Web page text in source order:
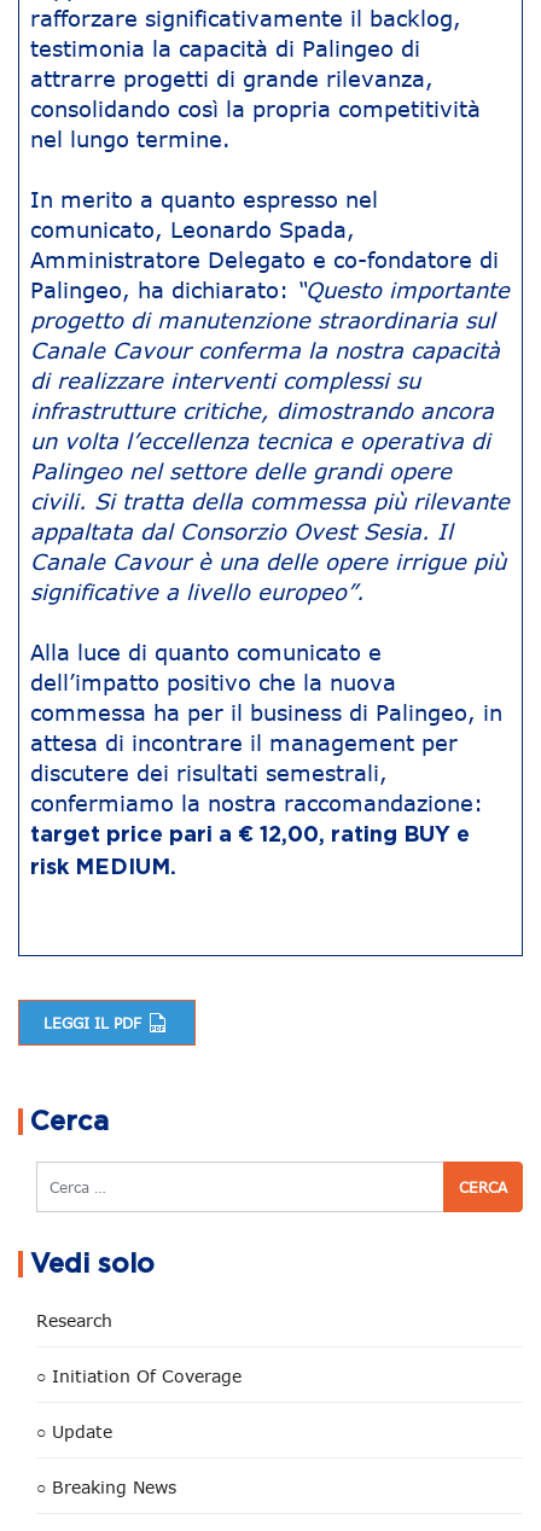
rafforzare significativamente il backlog,
testimonia la capacità di Palingeo di
attrarre progetti di grande rilevanza,
consolidando così la propria competitività
nel lungo termine.
In merito a quanto espresso nel
comunicato, Leonardo Spada,
Amministratore Delegato e co-fondatore di
Palingeo, ha dichiarato: “Questo importante
progetto di manutenzione straordinaria sul
Canale Cavour conferma la nostra capacità
di realizzare interventi complessi su
infrastrutture critiche, dimostrando ancora
un volta l’eccellenza tecnica e operativa di
Palingeo nel settore delle grandi opere
civili. Si tratta della commessa più rilevante
appaltata dal Consorzio Ovest Sesia. Il
Canale Cavour è una delle opere irrigue più
significative a livello europeo”.
Alla luce di quanto comunicato e
dell’impatto positivo che la nuova
commessa ha per il business di Palingeo, in
attesa di incontrare il management per
discutere dei risultati semestrali,
confermiamo la nostra raccomandazione:
target price pari a € 12,00, rating BUY e
risk MEDIUM.
LEGGI IL PDF
Cerca
Cerca
Vedi solo
Research
○ Initiation Of Coverage
○ Update
○ Breaking News